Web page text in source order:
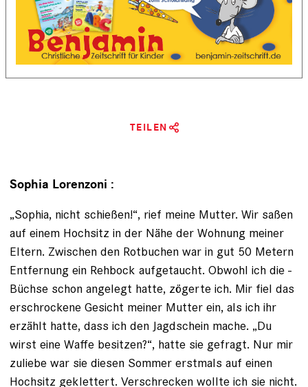
TEILEN
Sophia Lorenzoni :
„Sophia, nicht schießen!“, rief meine Mutter. Wir saßen
auf einem Hochsitz in der Nähe der Wohnung meiner
Eltern. Zwischen den Rotbuchen war in gut 50 Metern
Entfernung ein Rehbock aufgetaucht. Obwohl ich die ­
Büchse schon angelegt hatte, zögerte ich. Mir fiel das
erschrockene Gesicht meiner Mutter ein, als ich ihr
erzählt hatte, dass ich den Jagdschein mache. „Du
wirst eine ­Waffe besitzen?“, hatte sie gefragt. Nur mir
zuliebe war sie diesen Sommer erstmals auf einen
Hochsitz geklettert. Verschrecken wollte ich sie nicht.